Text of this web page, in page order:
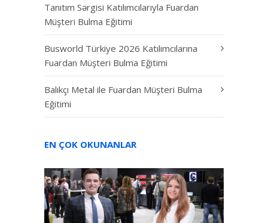
Tanıtım Sərgisi Katılımcılarıyla Fuardan
Müşteri Bulma Eğitimi
Busworld Türkiye 2026 Katılımcılarına
Fuardan Müşteri Bulma Eğitimi
Balıkçı Metal ile Fuardan Müşteri Bulma
Eğitimi
EN ÇOK OKUNANLAR